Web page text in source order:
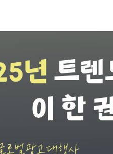
괜찮아!: 애착템의 시대
티: 어디까지 꾸며봤니?
대 | 꾸미기 트렌드가 부상하는
의 밀당: 삶의 밸런스를 찾아
자들의 인식 | 영상 콘텐츠와
츠 시장 | 회빙환이 사랑받는